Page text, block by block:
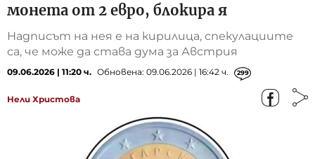
монета от 2 евро, блокира я
Надписът на нея е на кирилица, спекулациите
са, че може да става дума за Австрия
09.06.2026 | 11:20 ч. Обновена: 09.06.2026 | 16:42 ч. 299
Нели Христова